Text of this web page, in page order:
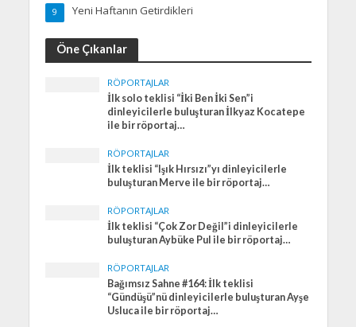
Yeni Haftanın Getirdikleri
9
Öne Çıkanlar
RÖPORTAJLAR
İlk solo teklisi “İki Ben İki Sen”i
dinleyicilerle buluşturan İlkyaz Kocatepe
ile bir röportaj…
RÖPORTAJLAR
İlk teklisi “Işık Hırsızı”yı dinleyicilerle
buluşturan Merve ile bir röportaj…
RÖPORTAJLAR
İlk teklisi “Çok Zor Değil”i dinleyicilerle
buluşturan Aybüke Pul ile bir röportaj…
RÖPORTAJLAR
Bağımsız Sahne #164: İlk teklisi
“Gündüşü”nü dinleyicilerle buluşturan Ayşe
Usluca ile bir röportaj…